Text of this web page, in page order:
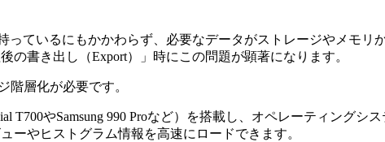
ているにもかかわらず、必要なデータがストレージやメモリ
書き出し（Export）」時にこの問題が顕著になります。
階層化が必要です。
T700やSamsung 990 Proなど）を搭載し、オペレーティングシ
ーやヒストグラム情報を高速にロードできます。